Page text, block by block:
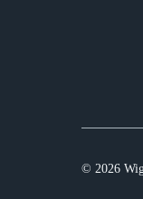
© 2026